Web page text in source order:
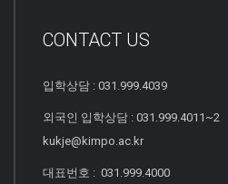
CONTACT US
입학상담 : 031.999.4039
외국인 입학상담 : 031.999.4011~2
kukje@kimpo.ac.kr
대표번호 : 031.999.4000